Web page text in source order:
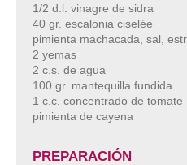
1/2 d.l. vinagre de sidra
40 gr. escalonia ciselée
pimienta machacada, sal,
2 yemas
2 c.s. de agua
100 gr. mantequilla fundida
1 c.c. concentrado de tomate
pimienta de cayena
PREPARACIÓN